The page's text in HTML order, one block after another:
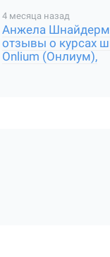
4 месяца назад
Анжела
отзывы о курсах
Onlium (Онлиум),